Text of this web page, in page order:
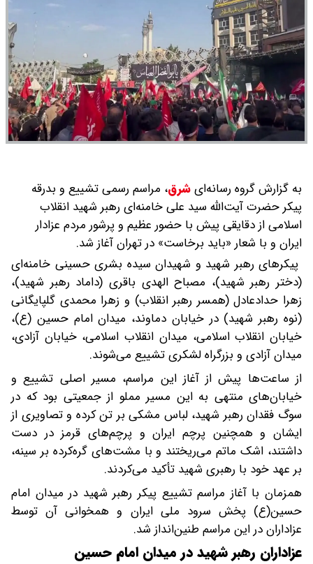
به گزارش گروه رسانه‌ایشرق، مراسم رسمی تشییع و بدرقه
پیکر حضرت آیت‌الله سید علی خامنه‌ای رهبر شهید انقلاب
اسلامی از دقایقی پیش با حضور عظیم و پرشور مردم عزادار
ایران و با شعار «باید برخاست» در تهران آغاز شد.
پیکرهای رهبر شهید و شهیدان سیده بشری حسینی خامنه‌ای
(دختر رهبر شهید)، مصباح الهدی باقری (داماد رهبر شهید)،
زهرا حدادعادل (همسر رهبر انقلاب) و زهرا محمدی گلپایگانی
(نوه رهبر شهید) در خیابان دماوند، میدان امام حسین (ع)،
خیابان انقلاب اسلامی، میدان انقلاب اسلامی، خیابان آزادی،
میدان آزادی و بزرگراه لشکری تشییع می‌شوند.
از ساعت‌ها پیش از آغاز این مراسم، مسیر اصلی تشییع و
خیابان‌های منتهی به این مسیر مملو از جمعیتی بود که در
سوگ فقدان رهبر شهید، لباس مشکی بر تن کرده و تصاویری از
ایشان و همچنین پرچم ایران و پرچم‌های قرمز در دست
داشتند، اشک ماتم می‌ریختند و با مشت‌های گره‌کرده بر سینه،
بر عهد خود با رهبری شهید تأکید می‌کردند.
همزمان با آغاز مراسم تشییع پیکر رهبر شهید در میدان امام
حسین(ع) پخش سرود ملی ایران و همخوانی آن توسط
عزاداران در این مراسم طنین‌انداز شد.
عزاداران رهبر شهید در میدان امام حسین